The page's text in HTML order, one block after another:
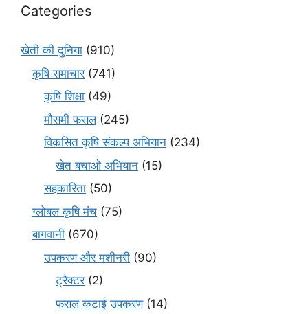
Categories
खेती की दुनिया (910)
कृषि समाचार(741)
कृषि शिक्षा (49)
मौसमी फसल(245)
विकसित कृषि संकल्प अभियान (234)
खेत बचाओ अभियान (15)
सहकारिता (50)
ग्लोबल कृषि मंच (75)
बागवानी (670)
उपकरण और मशीनरी (90)
ट्रैक्टर(2)
फसल कटाई उपकरण(14)